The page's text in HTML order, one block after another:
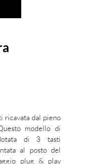
ricavata dal pieno
modello di
di 3 tasti
al posto del
plug & play